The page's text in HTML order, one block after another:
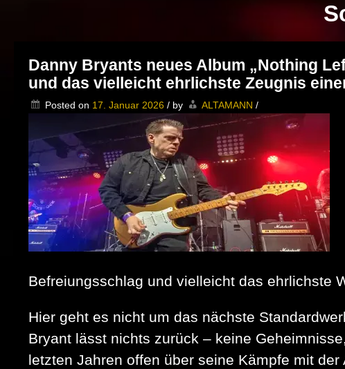
Danny Bryants neues Album „Nothing
und das vielleicht ehrlichste Zeugnis
Posted on 17. Januar 2026 / by ALTAMANN /
Befreiungsschlag und vielleicht das ehrlichste
Hier geht es nicht um das nächste
Bryant lässt nichts zurück – keine
letzten Jahren offen über seine Kämpfe mit